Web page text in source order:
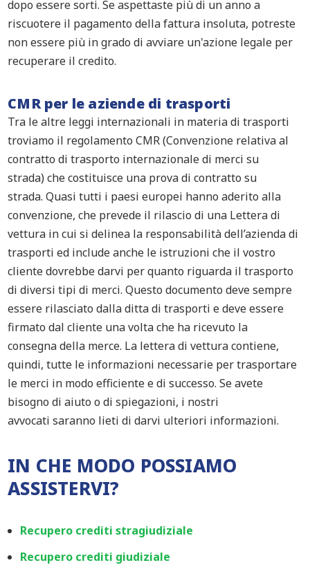
dopo essere sorti.Seaspettaste più di un anno a
riscuotere il pagamento della fattura insoluta, potreste
non essere più in grado diavviare un'azione legale per
recuperare il credito.
CMR per le aziende di trasporti
Tra le altre leggi internazionali in materia di trasporti
troviamo il regolamento CMR(Convenzione relativa al
contratto di trasporto internazionale di merci su
strada) che costituisce una prova di contratto su
strada.Quasi tutti i paesi europei hanno aderito alla
convenzione, che prevede il rilascio di una Lettera di
vettura in cui sidelinea la responsabilitàdell’aziendadi
trasporti ed includeanche le istruzioni che il vostro
cliente dovrebbe darvi per quanto riguarda il trasporto
didiversi tipi di merci.Questo documento deve sempre
essere rilasciatodalla ditta di trasporti edeve essere
firmato dal cliente una voltache ha ricevuto la
consegnadella merce. La lettera di vetturacontiene,
quindi, tutte le informazioni necessarie pertrasportare
le merci in modo efficiente e di successo. Se avete
bisogno di aiuto o di spiegazioni, i nostri
avvocatisaranno lieti di darvi ulteriori informazioni.
IN CHE MODO POSSIAMO
ASSISTERVI?
Recupero crediti stragiudiziale
Recupero crediti giudiziale